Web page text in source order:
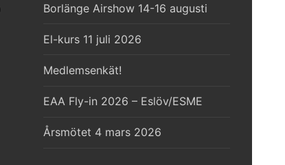
Borlänge Airshow 14-16 augusti
El-kurs 11 juli 2026
Medlemsenkät!
EAA Fly-in 2026 – Eslöv/ESME
Årsmötet 4 mars 2026